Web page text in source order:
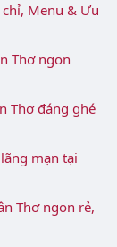
chỉ, Menu & Ưu
Thơ ngon
Thơ đáng ghé
mạn tại
Thơ ngon rẻ,